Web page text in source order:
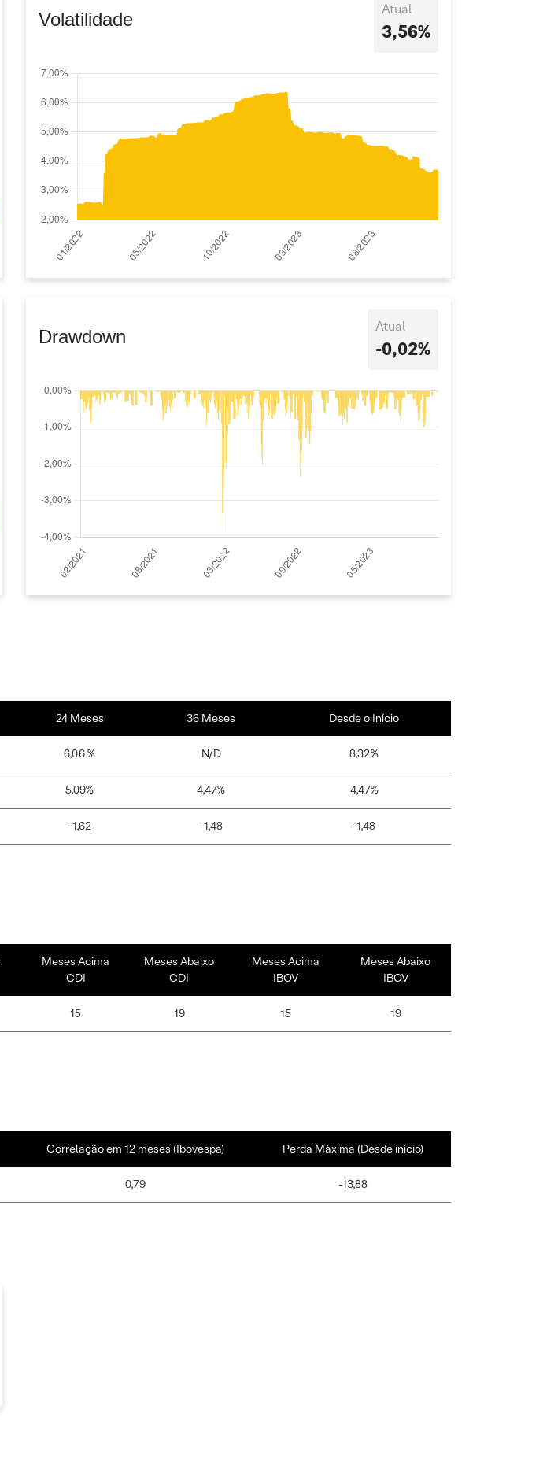
Volatilidade Atual
3,56%
Drawdown Atual
-0,02%
24 Meses 36 Meses Desde o Início
6,06 % N/D 8,32%
5,09% 4,47% 4,47%
-1,62 -1,48 -1,48
Meses Acima
CDI
Meses Abaixo
CDI
Meses Acima
IBOV
Meses Abaixo
IBOV
15 19 15 19
Correlação em 12 meses (Ibovespa) Perda Máxima (Desde início)
0,79 -13,88